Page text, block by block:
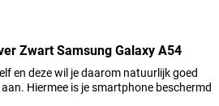
Zwart Samsung Galaxy A54
en deze wil je daarom natuurlijk goed
Hiermee is je smartphone beschermd